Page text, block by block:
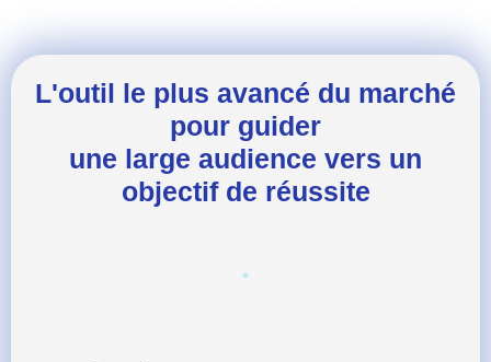
L'outil le plus avancé du marché
pour guider
une large audience vers un
objectif de réussite